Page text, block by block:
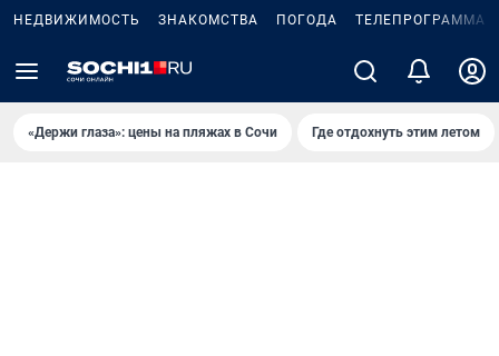
НЕДВИЖИМОСТЬ ЗНАКОМСТВА ПОГОДА ТЕЛЕПРОГРАММА
«Держи глаза»: цены на пляжах в Сочи Где отдохнуть этим летом